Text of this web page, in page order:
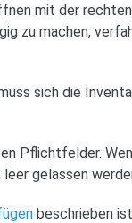
mit der
zu machen,
sich die
Pflichtfelder.
gelassen
beschrieben